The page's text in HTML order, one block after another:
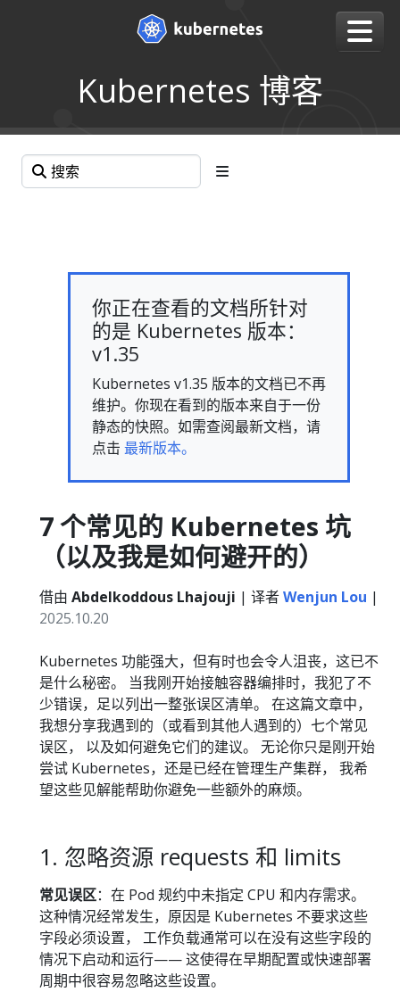
Kubernetes 博客
你正在查看的文档所针对
的是 Kubernetes 版本：
v1.35
Kubernetes v1.35 版本的文档已不再
维护。你现在看到的版本来自于一份
静态的快照。如需查阅最新文档，请
点击 最新版本。
7 个常见的 Kubernetes 坑
（以及我是如何避开的）
借由 Abdelkoddous Lhajouji | 译者Wenjun Lou |
2025.10.20
Kubernetes 功能强大，但有时也会令人沮丧，这已不
是什么秘密。 当我刚开始接触容器编排时，我犯了不
少错误，足以列出一整张误区清单。 在这篇文章中，
我想分享我遇到的（或看到其他人遇到的）七个常见
误区， 以及如何避免它们的建议。 无论你只是刚开始
尝试 Kubernetes，还是已经在管理生产集群， 我希
望这些见解能帮助你避免一些额外的麻烦。
1. 忽略资源 requests 和 limits
常见误区：在 Pod 规约中未指定 CPU 和内存需求。
这种情况经常发生，原因是 Kubernetes 不要求这些
字段必须设置， 工作负载通常可以在没有这些字段的
情况下启动和运行—— 这使得在早期配置或快速部署
周期中很容易忽略这些设置。